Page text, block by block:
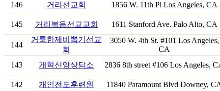
146 거리선교회 1856 W. 11th Pl Los Angeles, CA
145 거리복음선교교회 1611 Stanford Ave. Palo Alto, CA
144
거룩한제비뽑기선교
회
3050 W. 4th St. #101 Los Angeles,
CA
143
개혁신앙상담소 2836 8th street #106 Los Angeles,
142 개인전도훈련원 11840 Paramount Blvd Downey,